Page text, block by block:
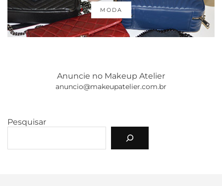
MODA
Anuncie no Makeup Atelier
anuncio@makeupatelier.com.br
Pesquisar